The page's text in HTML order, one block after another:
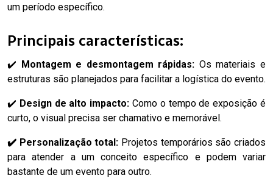
um período específico.
Principais características:
✔️ Montagem e desmontagem rápidas: Os materiais e
estruturas são planejados para facilitar a logística do evento.
✔️ Design de alto impacto: Como o tempo de exposição é
curto, o visual precisa ser chamativo e memorável.
✔️ Personalização total: Projetos temporários são criados
para atender a um conceito específico e podem variar
bastante de um evento para outro.